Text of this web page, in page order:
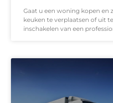
Gaat u een woning kopen en
keuken te verplaatsen of uit
inschakelen van een